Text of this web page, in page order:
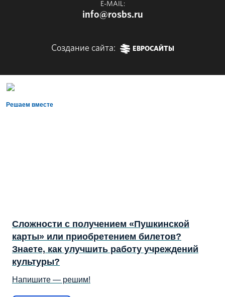
E-MAIL:
info@rosbs.ru
Создание сайта: ЕВРОСАЙТЫ
Решаем вместе
Сложности с получением «Пушкинской
карты» или приобретением билетов?
Знаете, как улучшить работу учреждений
культуры?
Напишите — решим!